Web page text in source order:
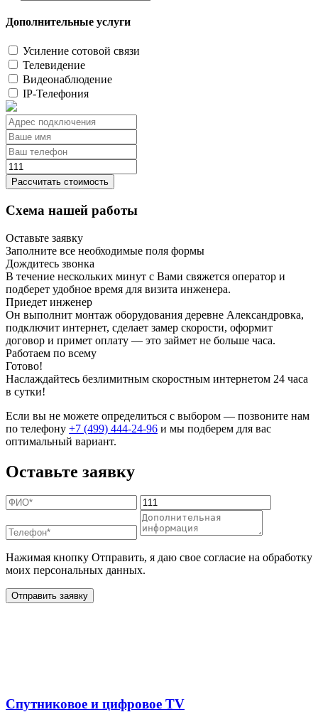
Дополнительные услуги
Усиление сотовой связи
Телевидение
Видеонаблюдение
IP-Телефония
Рассчитать стоимость
Схема нашей работы
Оставьте заявку
Заполните все необходимые поля формы
Дождитесь звонка
В течение нескольких минут с Вами свяжется оператор и
подберет удобное время для визита инженера.
Приедет инженер
Он выполнит монтаж оборудования деревне Александровка,
подключит интернет, сделает замер скорости, оформит
договор и примет оплату — это займет не больше часа.
Работаем по всему
Готово!
Наслаждайтесь безлимитным скоростным интернетом 24 часа
в сутки!
Если вы не можете определиться с выбором — позвоните нам
по телефону +7 (499) 444-24-96 и мы подберем для вас
оптимальный вариант.
Оставьте заявку
Нажимая кнопку Отправить, я даю свое согласие на обработку
моих персональных данных.
Отправить заявку
Спутниковое и цифровое TV